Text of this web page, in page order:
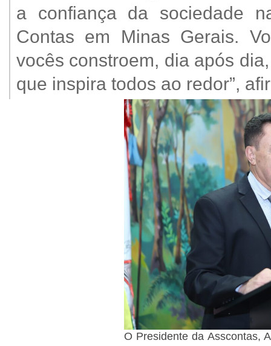
a confiança da sociedade
Contas em Minas Gerais.
vocês constroem, dia após
que inspira todos ao redor”,
O Presidente da Asscontas,